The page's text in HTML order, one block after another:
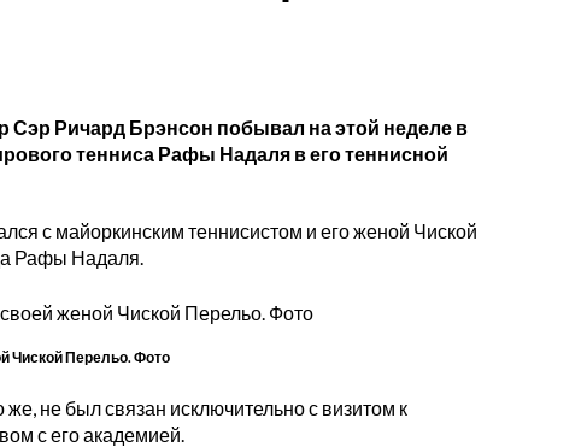
Сэр Ричард Брэнсон побывал на этой неделе в
тенниса Рафы Надаля в его теннисной
с майоркинским теннисистом и его женой Чиской
Рафы Надаля.
Чиской Перельо. Фото
не был связан исключительно с визитом к
с его академией.